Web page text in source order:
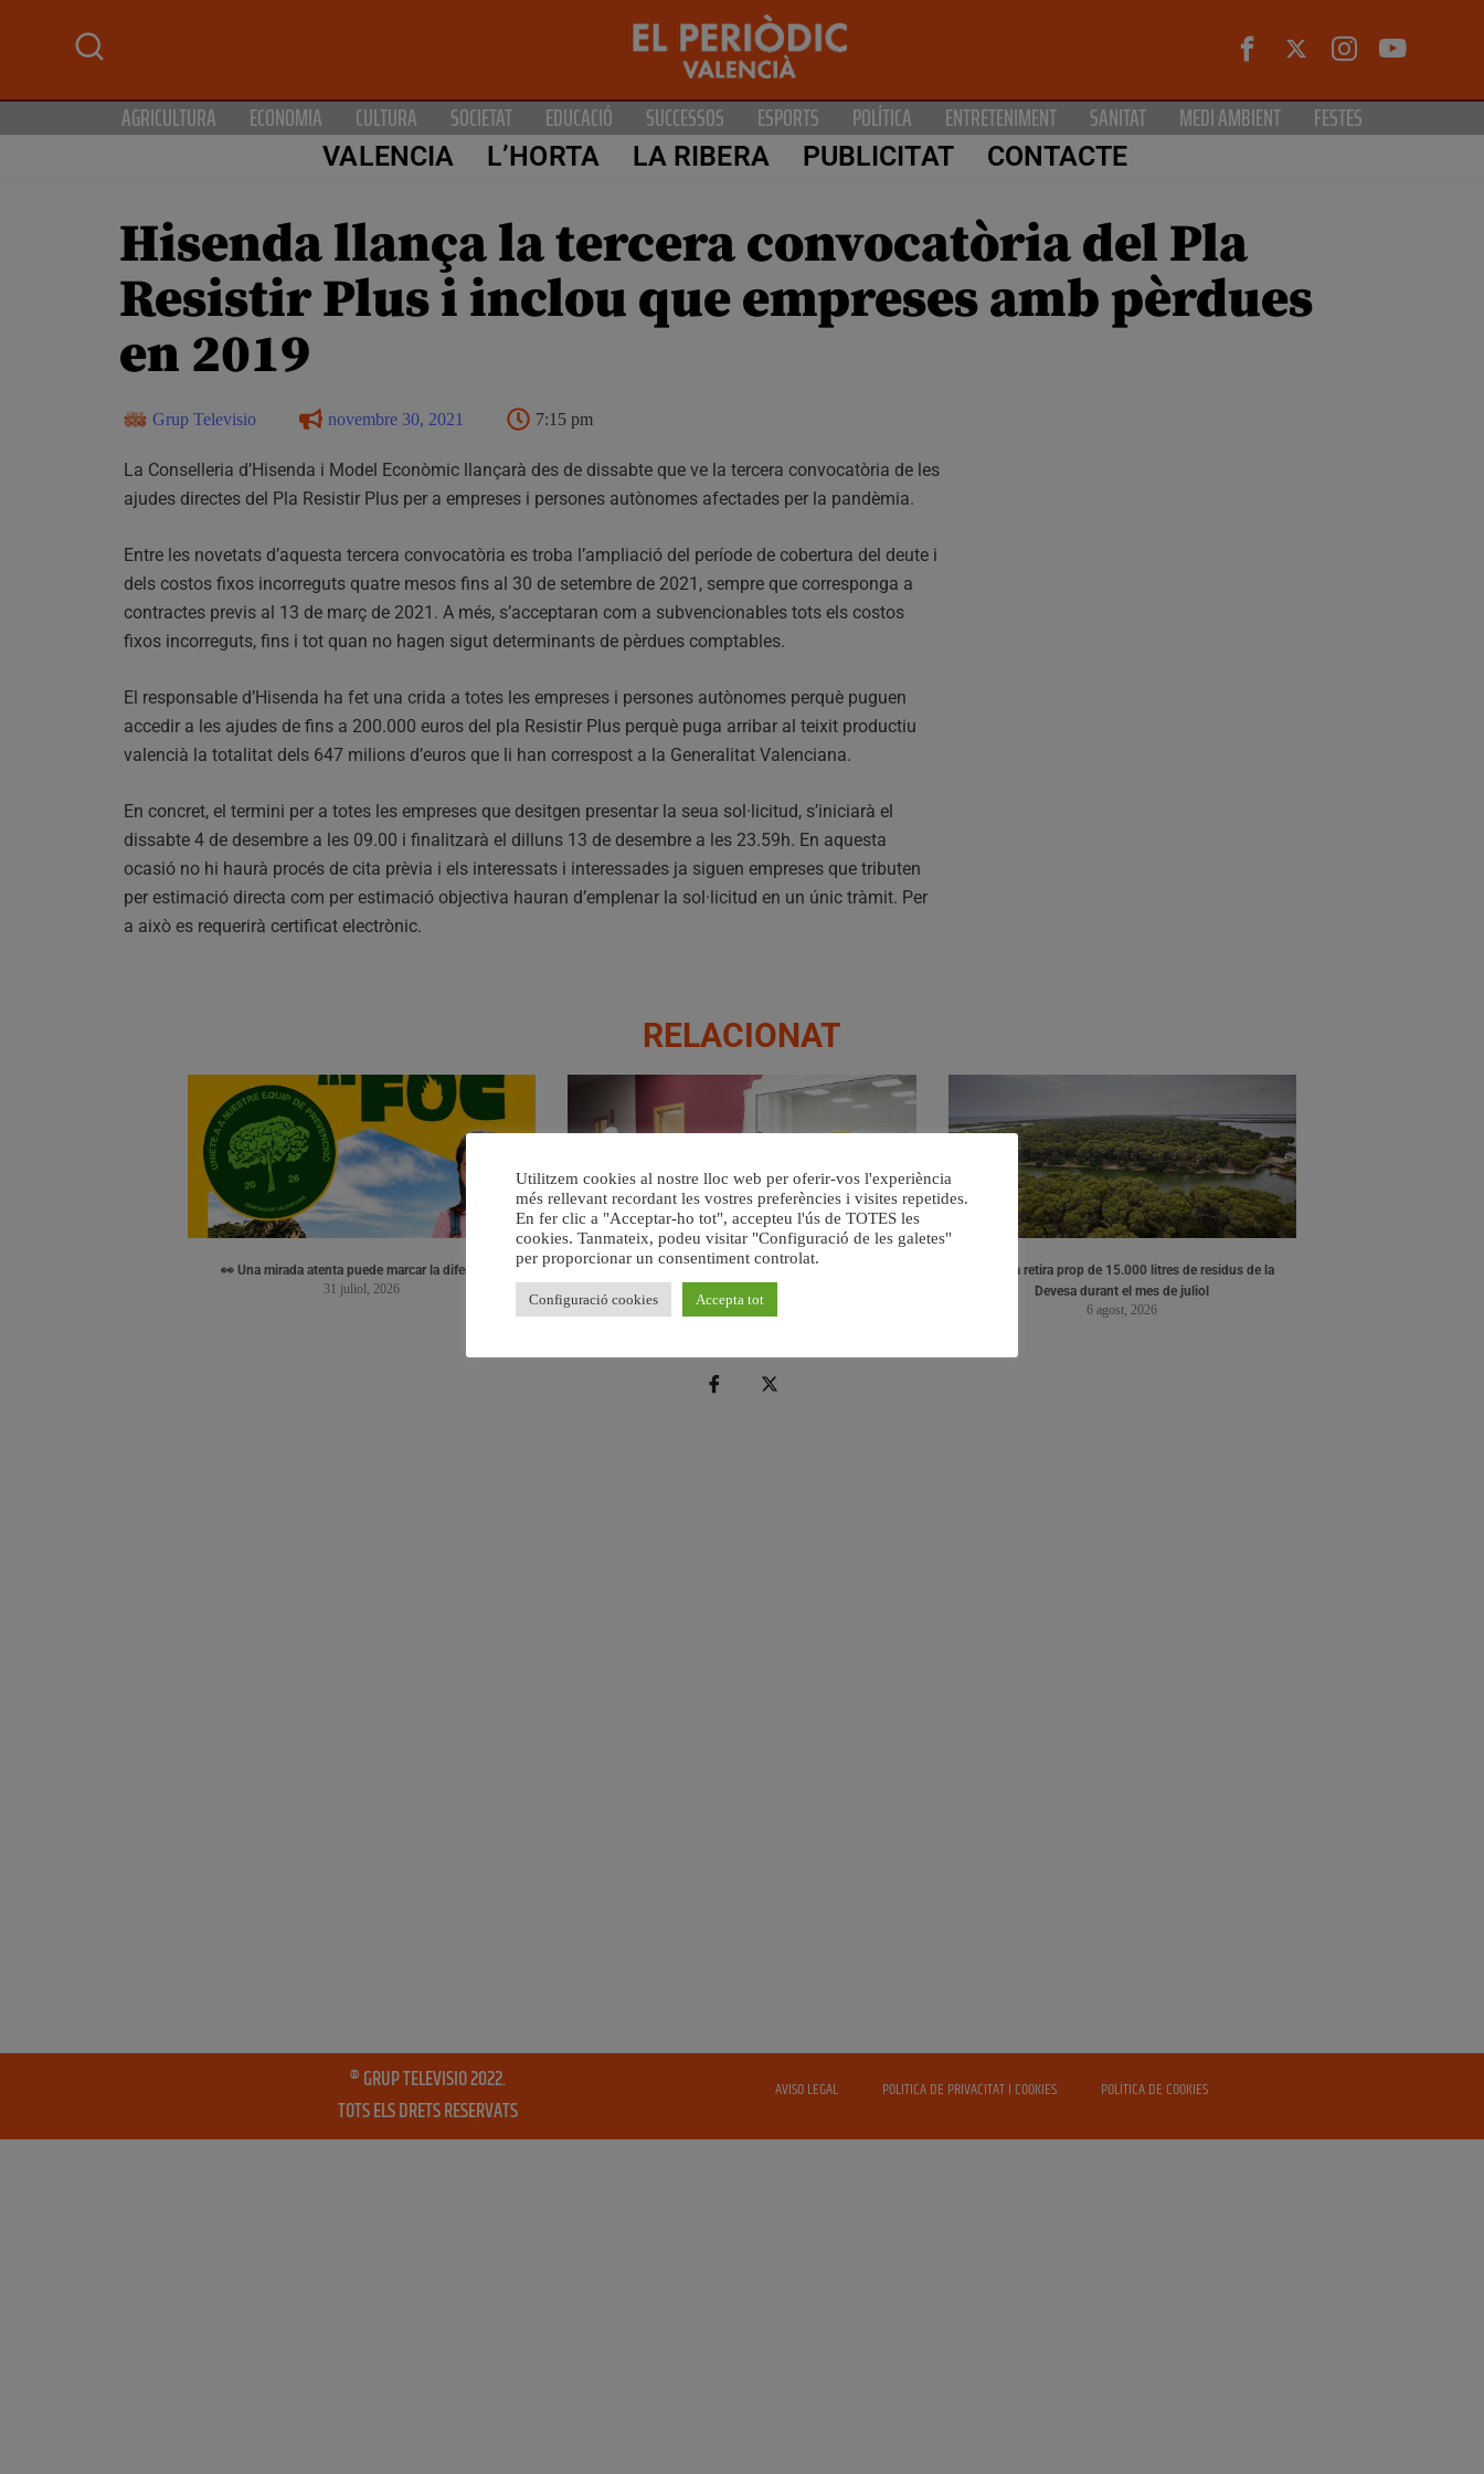
AGRICULTURA ECONOMIA CULTURA SOCIETAT EDUCACIÓ SUCCESSOS ESPORTS POLÍTICA ENTRETENIMENT SANITAT MEDI AMBIENT FESTES
VALENCIA L’HORTA LA RIBERA PUBLICITAT CONTACTE
Hisenda llança la tercera convocatòria del Pla
Resistir Plus i inclou que empreses amb pèrdues
en 2019
Grup Televisio novembre 30, 2021 7:15 pm
La Conselleria d’Hisenda i Model Econòmic llançarà des de dissabte que ve la tercera convocatòria de les
ajudes directes del Pla Resistir Plus per a empreses i persones autònomes afectades per la pandèmia.
Entre les novetats d’aquesta tercera convocatòria es troba l’ampliació del període de cobertura del deute i
dels costos fixos incorreguts quatre mesos fins al 30 de setembre de 2021, sempre que corresponga a
contractes previs al 13 de març de 2021. A més, s’acceptaran com a subvencionables tots els costos
fixos incorreguts, fins i tot quan no hagen sigut determinants de pèrdues comptables.
El responsable d’Hisenda ha fet una crida a totes les empreses i persones autònomes perquè puguen
accedir a les ajudes de fins a 200.000 euros del pla Resistir Plus perquè puga arribar al teixit productiu
valencià la totalitat dels 647 milions d’euros que li han correspost a la Generalitat Valenciana.
En concret, el termini per a totes les empreses que desitgen presentar la seua sol·licitud, s’iniciarà el
dissabte 4 de desembre a les 09.00 i finalitzarà el dilluns 13 de desembre a les 23.59h. En aquesta
ocasió no hi haurà procés de cita prèvia i els interessats i interessades ja siguen empreses que tributen
per estimació directa com per estimació objectiva hauran d’emplenar la sol·licitud en un únic tràmit. Per
a això es requerirà certificat electrònic.
RELACIONAT
👀 Una mirada atenta puede marcar la diferencia.
31 juliol, 2026
6 agost, 2026
València retira prop de 15.000 litres de residus de la
Devesa durant el mes de juliol
6 agost, 2026
Utilitzem cookies al nostre lloc web per oferir-vos l'experiència
més rellevant recordant les vostres preferències i visites repetides.
En fer clic a "Acceptar-ho tot", accepteu l'ús de TOTES les
cookies. Tanmateix, podeu visitar "Configuració de les galetes"
per proporcionar un consentiment controlat.
Configuració cookies Accepta tot
® GRUP TELEVISIO 2022.
TOTS ELS DRETS RESERVATS
AVISO LEGAL POLITICA DE PRIVACITAT I COOKIES POLÍTICA DE COOKIES